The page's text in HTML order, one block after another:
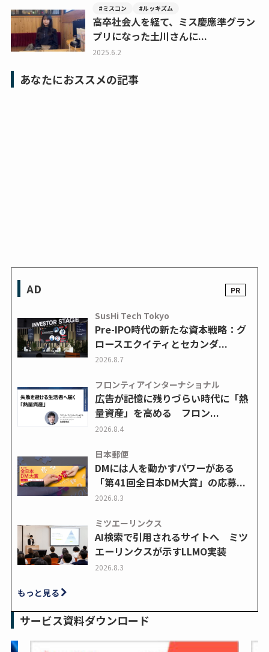
#ミスコン #ルッキズム
高卒社会人を経て、ミス慶應準グラン
プリになった土川さんに...
2025.6.2
あなたにおススメの記事
AD
SusHi Tech Tokyo
Pre-IPO時代の新たな資本戦略：グ
ロースエクイティとセカンダ...
2026.8.7
フロンティアインターナショナル
広告が記憶に残りづらい時代に「熱
量資産」を高める フロン...
2026.8.4
日本郵便
DMには人を動かすパワーがある
「第41回全日本DM大賞」の応募...
2026.8.3
ミツエーリンクス
AI検索で引用されるサイトへ ミツ
エーリンクスが示すLLMO実装
2026.8.3
もっと見る
サービス資料ダウンロード